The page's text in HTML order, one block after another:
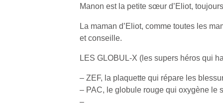
Manon est la petite sœur d’Eliot,
La maman d’Eliot, comme toutes les
et conseille.
LES GLOBUL-X (les supers héros qui
– ZEF, la plaquette qui répare les
– PAC, le globule rouge qui oxygène le
–